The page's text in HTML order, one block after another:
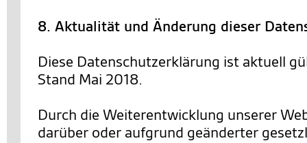
8. Aktualität und Änderung dieser
Diese Datenschutzerklärung ist aktuell
Stand Mai 2018.
Durch die Weiterentwicklung unserer
darüber oder aufgrund geänderter